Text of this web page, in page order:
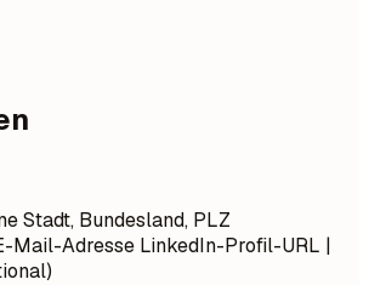
Stadt, Bundesland, PLZ
Mail-Adresse LinkedIn-Profil-URL |